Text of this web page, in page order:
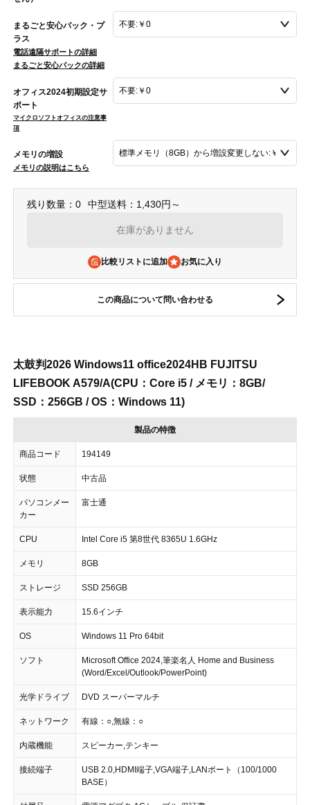
まるごと安心パック・プ
ラス
電話遠隔サポートの詳細
まるごと安心パックの詳細
オフィス2024初期設定サ
ポート
マイクロソフトオフィスの注意事
項
メモリの増設
メモリの説明はこちら
残り数量：0 中型送料：1,430円～
在庫がありません
比較リストに追加
この商品について問い合わせる
太鼓判2026 Windows11 office2024HB FUJITSU
LIFEBOOK A579/A(CPU：Core i5 / メモリ：8GB/
SSD：256GB / OS：Windows 11)
製品の特徴
商品コード 194149
状態 中古品
パソコンメー
カー
富士通
CPU Intel Core i5 第8世代 8365U 1.6GHz
メモリ 8GB
ストレージ SSD 256GB
表示能力 15.6インチ
OS Windows 11 Pro 64bit
ソフト
Microsoft Office 2024,筆楽名人 Home and Business
(Word/Excel/Outlook/PowerPoint)
光学ドライブ DVD スーパーマルチ
ネットワーク 有線：○,無線：○
内蔵機能 スピーカー,テンキー
接続端子
USB 2.0,HDMI端子,VGA端子,LANポート（100/1000
BASE）